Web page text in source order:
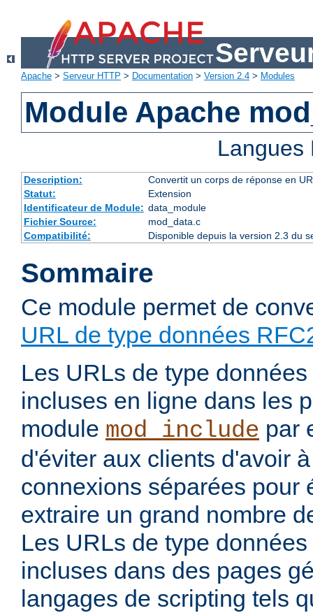
Apache > Serveur HTTP > Documentation > Version 2.4 > Modules
Module Apache
Description:
Convertit un corps de réponse en
Statut:
Extension
Identificateur de Module: data_module
Fichier Source:
mod_data.c
Compatibilité:
Disponible depuis la version 2.3 du
Sommaire
Ce module permet de
URL de type données
Les URLs de type
incluses en ligne dans les
module mod_include par
d'éviter aux clients d'avoir
connexions séparées pour
extraire un grand nombre
Les URLs de type
incluses dans des pages
langages de scripting tels